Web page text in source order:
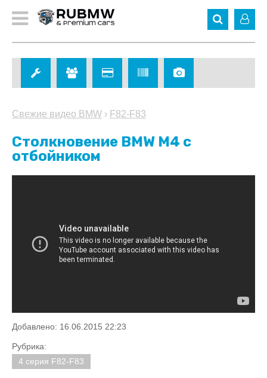
Свежие видео BMW › F82-F83
Столкновение BMW M4 c
отбойником
Добавлено: 16.06.2015 22:23
Рубрика:
4 серия F82-F83